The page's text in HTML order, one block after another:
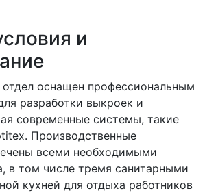
и
оснащен профессиональным
разработки выкроек и
современные системы, такие
Производственные
всеми необходимыми
в том числе тремя санитарными
кухней для отдыха работников